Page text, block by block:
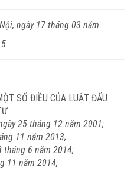
ngày 17 tháng 03 năm
SỐ ĐIỀU CỦA LUẬT ĐẤU
25 tháng 12 năm 2001;
11 năm 2013;
tháng 6 năm 2014;
11 năm 2014;